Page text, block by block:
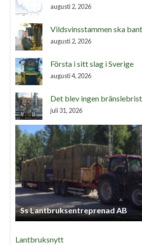
augusti 2, 2026
Vildsvinsstammen ska
augusti 2, 2026
Första i sitt slag i Sverige
augusti 4, 2026
Det blev ingen
juli 31, 2026
Ss Lantbruksentreprenad AB
Lantbruksnytt